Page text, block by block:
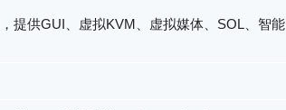
提供GUI、虚拟KVM、虚拟媒体、SOL、智能